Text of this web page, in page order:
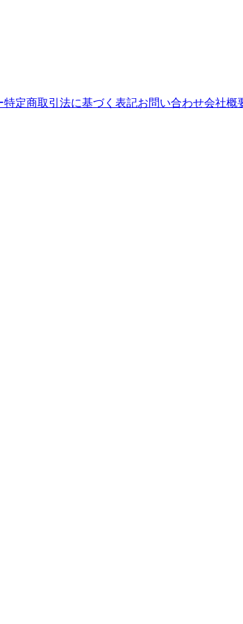
特定商取引法に基づく表記お問い合わせ会社概